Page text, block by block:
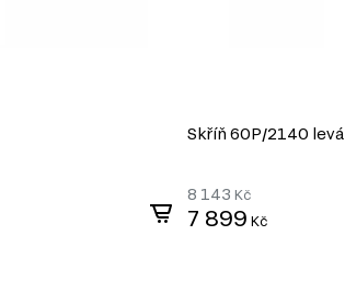
Skříň 60P/2140 levá
8 143 Kč
7 899 Kč